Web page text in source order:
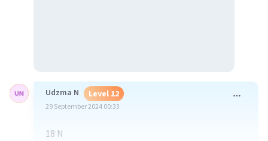
Udzma N Level 12
29 September 2024 00:33
18 N